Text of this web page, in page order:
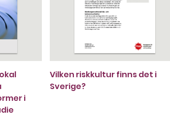
i
Vilken riskkultur finns det i
Sverige?